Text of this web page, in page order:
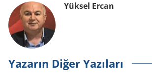
Yüksel Ercan
Yazarın Diğer Yazıları